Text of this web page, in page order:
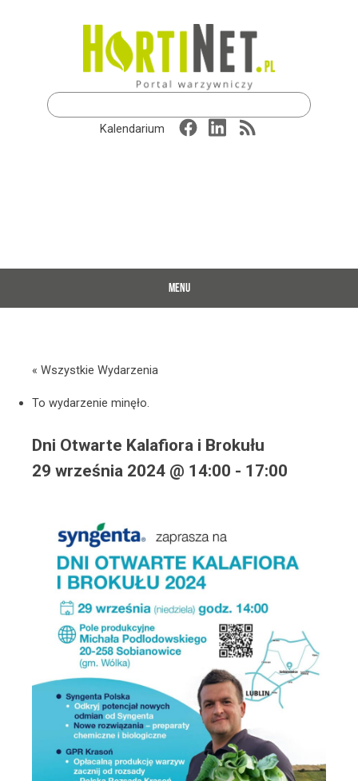
Szukaj:
Kalendarium
MENU
« Wszystkie Wydarzenia
To wydarzenie minęło.
Dni Otwarte Kalafiora i Brokułu
29 września 2024 @ 14:00 - 17:00